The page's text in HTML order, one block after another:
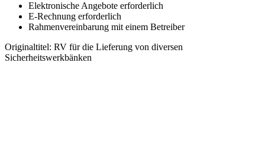
Elektronische Angebote erforderlich
E-Rechnung erforderlich
Rahmenvereinbarung mit einem Betreiber
Originaltitel: RV für die Lieferung von diversen
Sicherheitswerkbänken